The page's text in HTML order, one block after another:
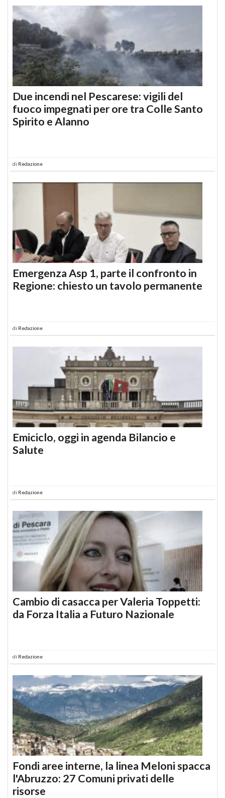
Due incendi nel Pescarese: vigili del
fuoco impegnati per ore tra Colle Santo
Spirito e Alanno
di Redazione
Emergenza Asp 1, parte il confronto in
Regione: chiesto un tavolo permanente
di Redazione
Emiciclo, oggi in agenda Bilancio e
Salute
di Redazione
Cambio di casacca per Valeria Toppetti:
da Forza Italia a Futuro Nazionale
di Redazione
Fondi aree interne, la linea Meloni spacca
l'Abruzzo: 27 Comuni privati delle
risorse